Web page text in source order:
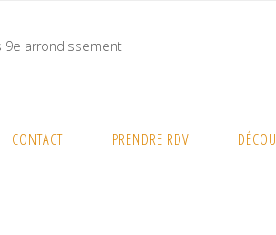
9e arrondissement
CONTACT PRENDRE RDV